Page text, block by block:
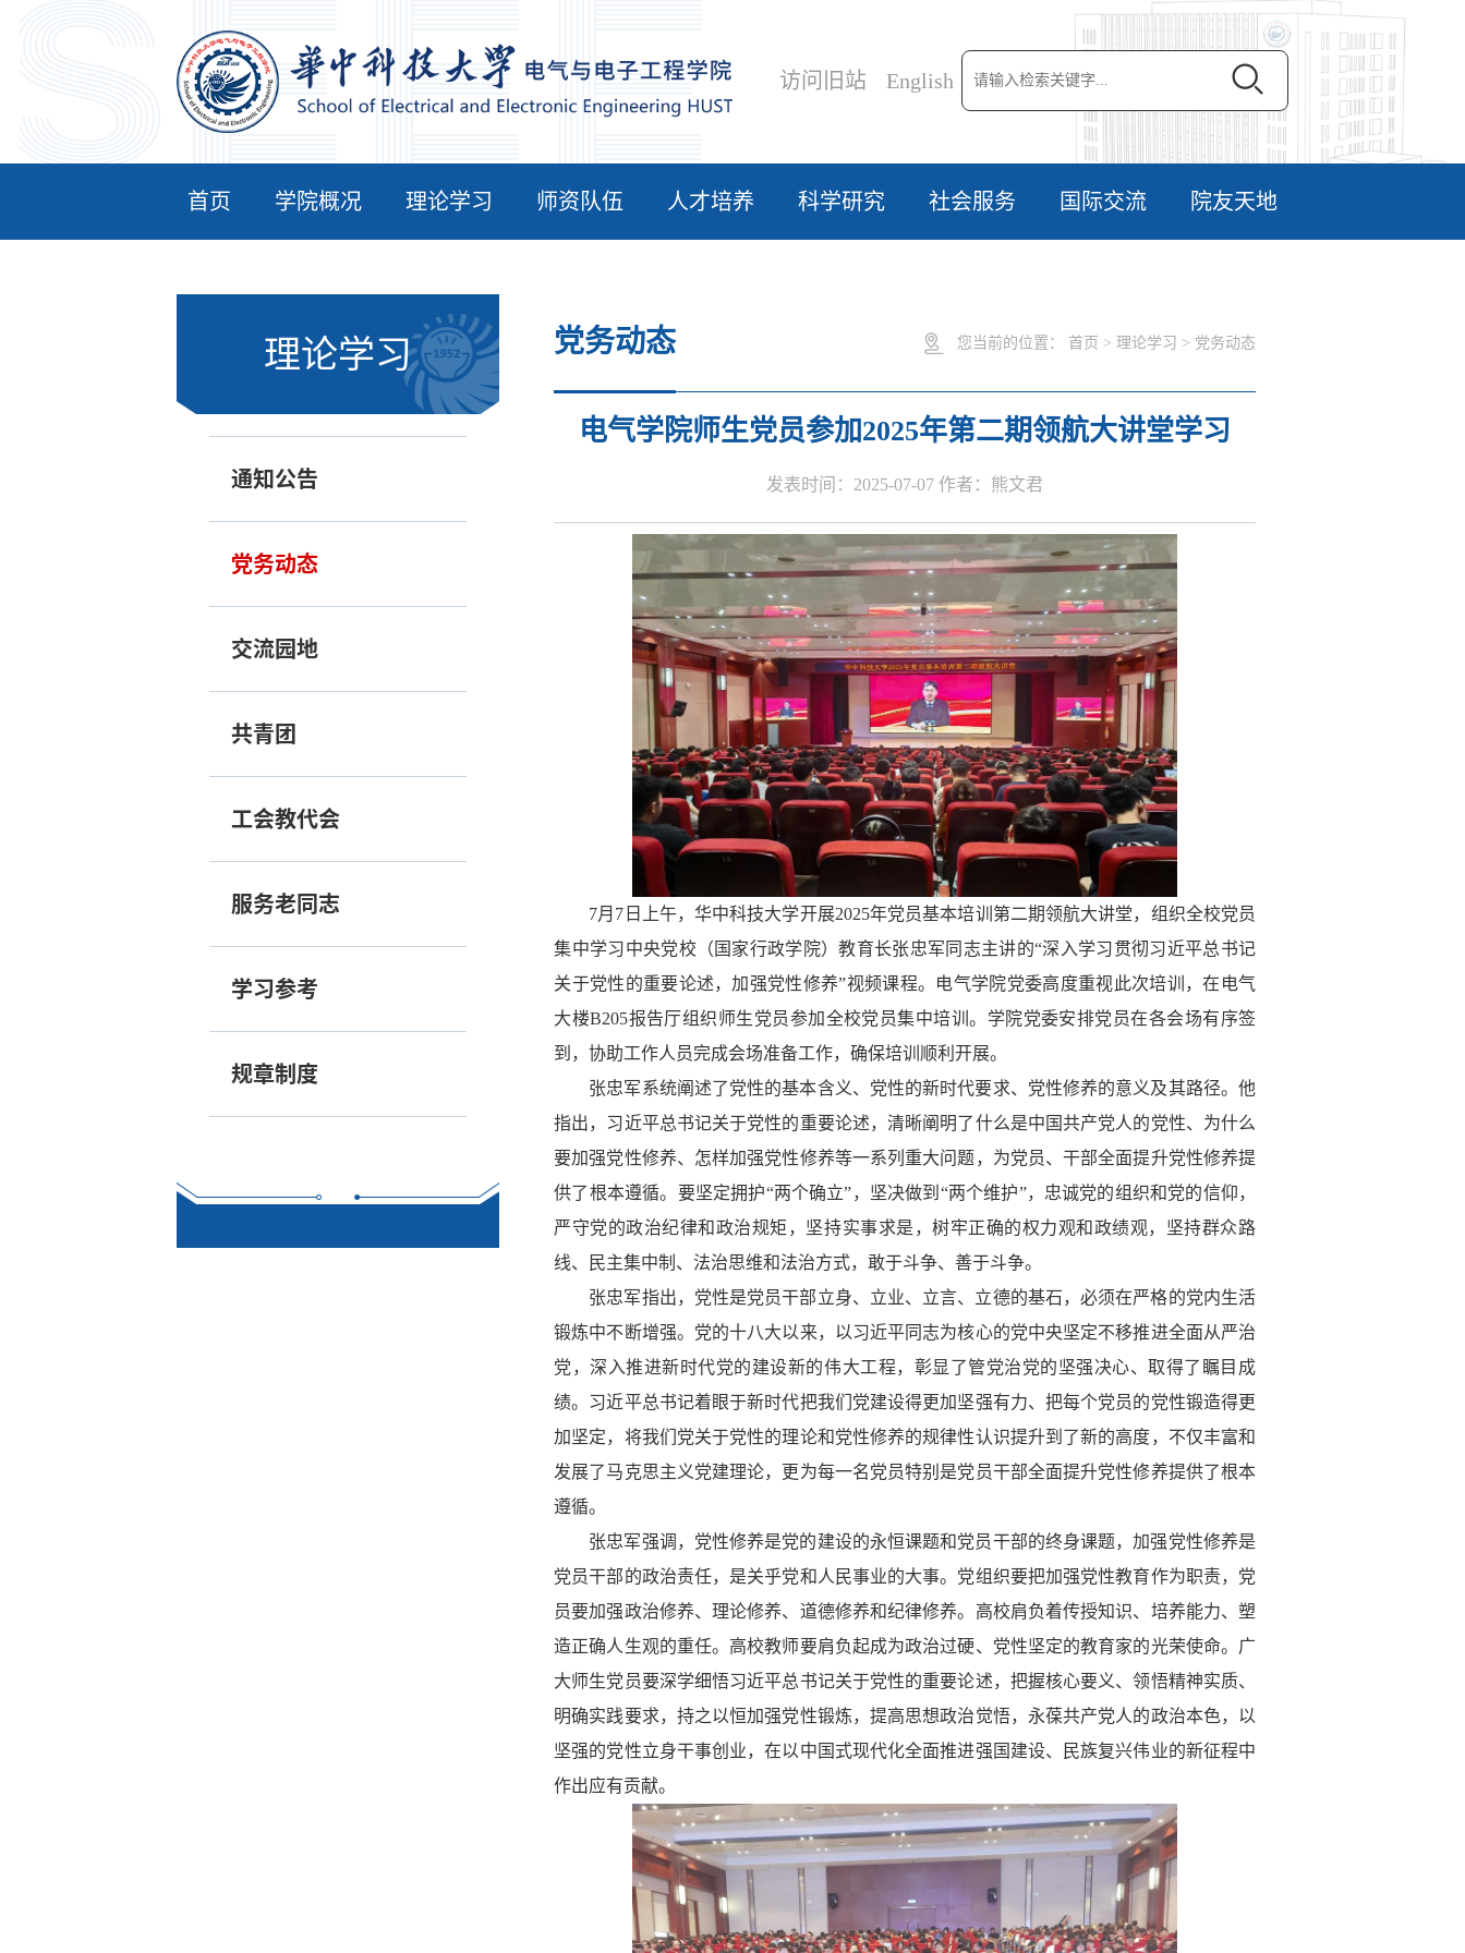
访问旧站 English
首页 学院概况 理论学习 师资队伍 人才培养 科学研究 社会服务 国际交流 院友天地
理论学习
通知公告
党务动态
交流园地
共青团
工会教代会
服务老同志
学习参考
规章制度
党务动态 您当前的位置： 首页 > 理论学习 > 党务动态
电气学院师生党员参加2025年第二期领航大讲堂学习
发表时间：2025-07-07 作者：熊文君
7月 7 日 上午，华中科技大学开展2025年党员基本培训第二期领航大讲堂， 组织全校党员
集中学习中央党校（国家行政学院）教育长张忠军同志主讲的“深入学习贯彻习近平总书记
关于党性的重要论述，加强党性修养”视频课程。电气学院党委高度重视此次培训，在电气
大楼B205报告厅组织师生党员参加全校党员集中培训。学院党委安排党员在各会场有序签
到，协助工作人员完成会场准备工作，确保培训顺利开展。
张忠军系统阐述了党性的基本含义、党性的新时代要求、党性修养的意义及其路径。他
指出，习近平总书记关于党性的重要论述，清晰阐明了什么是中国共产党人的党性、为什么
要加强党性修养、怎样加强党性修养等一系列重大问题，为党员、干部全面提升党性修养提
供了根本遵循。要坚定拥护“两个确立”，坚决做到“两个维护”，忠诚党的组织和党的信仰，
严守党的政治纪律和政治规矩，坚持实事求是，树牢正确的权力观和政绩观，坚持群众路
线、民主集中制、法治思维和法治方式，敢于斗争、善于斗争。
张忠军指出，党性是党员干部立身、立业、立言、立德的基石，必须在严格的党内生活
锻炼中不断增强。党的十八大以来，以习近平同志为核心的党中央坚定不移推进全面从严治
党，深入推进新时代党的建设新的伟大工程，彰显了管党治党的坚强决心、取得了瞩目成
绩。习近平总书记着眼于新时代把我们党建设得更加坚强有力、把每个党员的党性锻造得更
加坚定，将我们党关于党性的理论和党性修养的规律性认识提升到了新的高度，不仅丰富和
发展了马克思主义党建理论，更为每一名党员特别是党员干部全面提升党性修养提供了根本
遵循。
张忠军强调，党性修养是党的建设的永恒课题和党员干部的终身课题，加强党性修养是
党员干部的政治责任，是关乎党和人民事业的大事。党组织要把加强党性教育作为职责，党
员要加强政治修养、理论修养、道德修养和纪律修养。 高校肩负着传授知识、培养能力、塑
造正确人生观的重任。 高校教师要肩负起成为政治过硬、党性坚定的教育家的光荣使命。广
大师生党员要深学细悟习近平总书记关于党性的重要论述，把握核心要义、领悟精神实质、
明确实践要求，持之以恒加强党性锻炼，提高思想政治觉悟，永葆共产党人的政治本色，以
坚强的党性立身干事创业，在以中国式现代化全面推进强国建设、民族复兴伟业的新征程中
作出应有贡献。